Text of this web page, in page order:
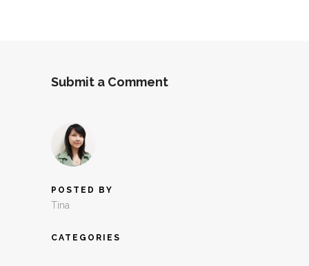
Submit a Comment
POSTED BY
Tina
CATEGORIES